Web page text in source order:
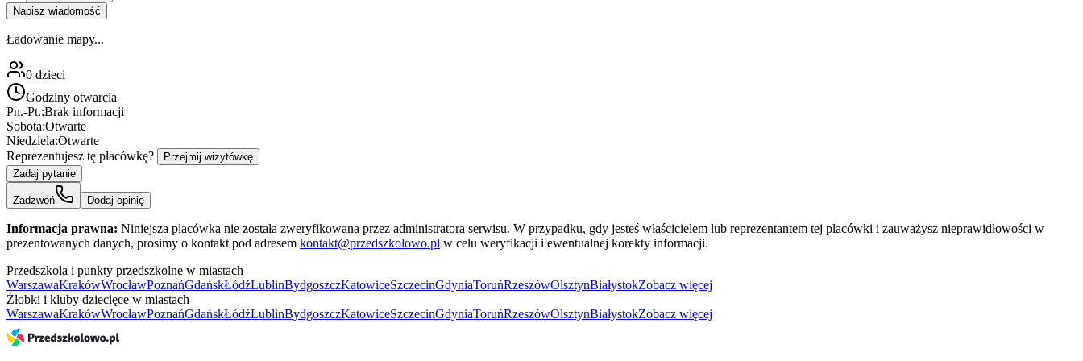
Napisz wiadomość
Ładowanie mapy...
0 dzieci
Godziny otwarcia
Pn.-Pt.:Brak informacji
Sobota:Otwarte
Niedziela:Otwarte
Reprezentujesz tę placówkę?
Przejmij wizytówkę
Zadaj pytanie
Zadzwoń Dodaj opinię
Informacja prawna: Niniejsza placówka nie została zweryfikowana przez administratora serwisu. W przypadku, gdy jesteś właścicielem lub reprezentantem tej placówki i zauważysz nieprawidłowości w
prezentowanych danych, prosimy o kontakt pod adresem kontakt@przedszkolowo.pl w celu weryfikacji i ewentualnej korekty informacji.
Przedszkola i punkty przedszkolne w miastach
WarszawaKrakówWrocławPoznańGdańskŁódźLublinBydgoszczKatowiceSzczecinGdyniaToruńRzeszówOlsztynBiałystokZobacz więcej
Żłobki i kluby dziecięce w miastach
WarszawaKrakówWrocławPoznańGdańskŁódźLublinBydgoszczKatowiceSzczecinGdyniaToruńRzeszówOlsztynBiałystokZobacz więcej